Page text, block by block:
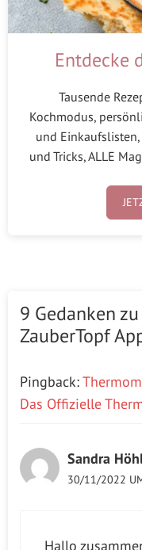
Entdecke
Tausende
Kochmodus,
und
und Tricks, ALLE
9 Gedanken
ZauberTopf
Pingback:
Das Offizielle
Sandra
30/11/2022
Hallo